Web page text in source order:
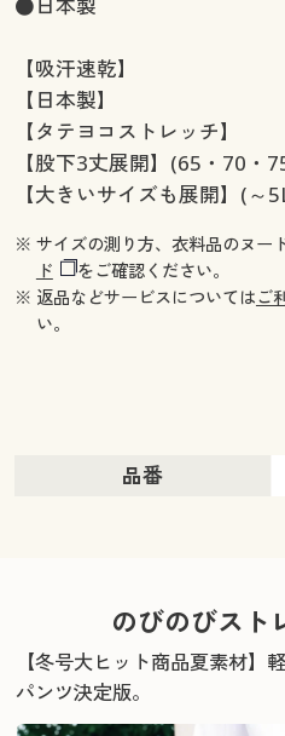
【吸汗速乾】
【日本製】
【タテヨコストレッチ】
【股下3丈展開】(65・70・
【大きいサイズも展開】(～
※ サイズの測り方、衣料品のヌー
ド
をご確認ください。
※ 返品などサービスについてはご
い。
品番
のびのびスト
【冬号大ヒット商品夏素材】
パンツ決定版。